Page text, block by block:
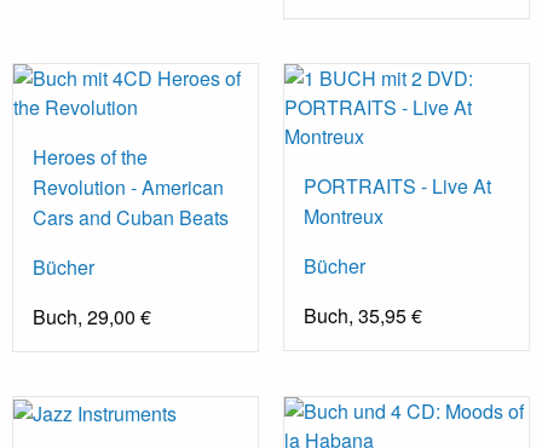
Heroes of the
Revolution - American
Cars and Cuban Beats
Bücher
Buch, 29,00 €
PORTRAITS - Live At
Montreux
Bücher
Buch, 35,95 €